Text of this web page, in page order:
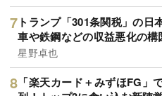
トランプ「301条関税」の日
車や鉄鋼などの収益悪化の構
星野卓也
「楽天カード＋みずほFG」